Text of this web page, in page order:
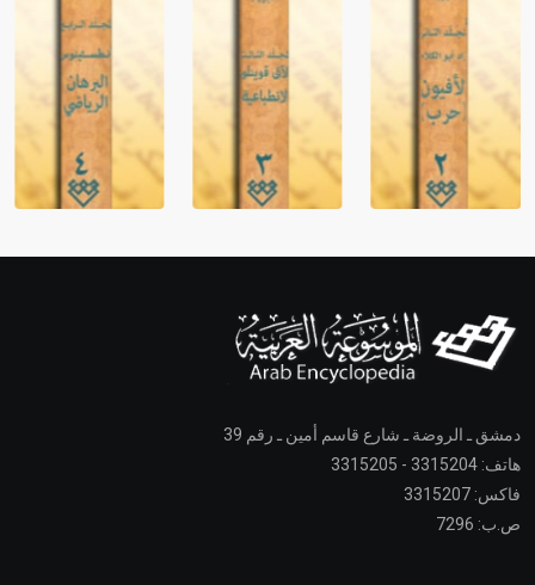
دمشق ـ الروضة ـ شارع قاسم أمين ـ رقم 39
هاتف: 3315204 - 3315205
فاكس: 3315207
ص.ب: 7296